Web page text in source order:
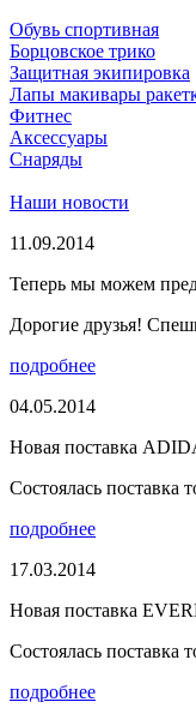
Обувь спортивная
Борцовское трико
Защитная экипировка
Лапы макивары
Фитнес
Аксессуары
Снаряды
Наши новости
11.09.2014
Теперь мы можем
Дорогие друзья!
подробнее
04.05.2014
Новая поставка
Состоялась
подробнее
17.03.2014
Новая поставка
Состоялась
подробнее